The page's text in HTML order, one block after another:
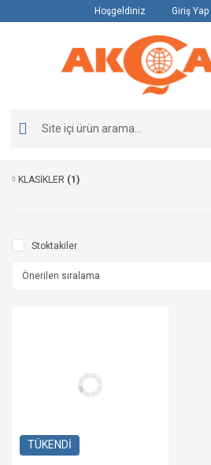
Hoşgeldiniz Giriş Yap
KLASİKLER (1)
Stoktakiler
TÜKENDİ